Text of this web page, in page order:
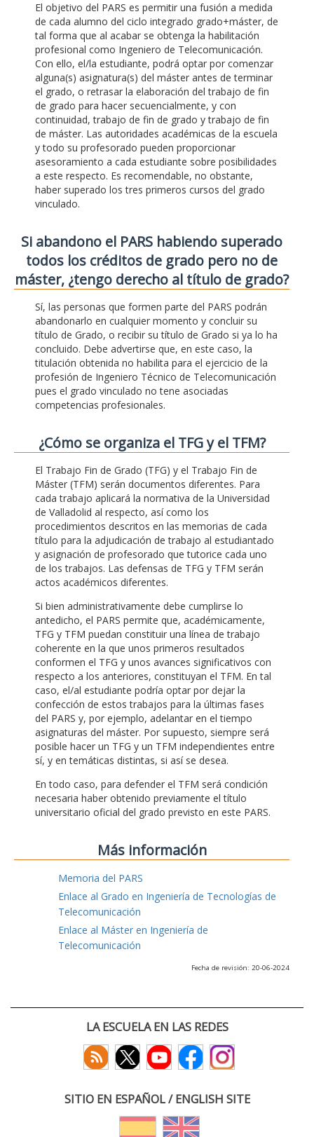
El objetivo del PARS es permitir una fusión a medida
de cada alumno del ciclo integrado grado+máster, de
tal forma que al acabar se obtenga la habilitación
profesional como Ingeniero de Telecomunicación.
Con ello, el/la estudiante, podrá optar por comenzar
alguna(s) asignatura(s) del máster antes de terminar
el grado, o retrasar la elaboración del trabajo de fin
de grado para hacer secuencialmente, y con
continuidad, trabajo de fin de grado y trabajo de fin
de máster. Las autoridades académicas de la escuela
y todo su profesorado pueden proporcionar
asesoramiento a cada estudiante sobre posibilidades
a este respecto. Es recomendable, no obstante,
haber superado los tres primeros cursos del grado
vinculado.
Si abandono el PARS habiendo superado
todos los créditos de grado pero no de
máster, ¿tengo derecho al título de grado?
Sí, las personas que formen parte del PARS podrán
abandonarlo en cualquier momento y concluir su
título de Grado, o recibir su título de Grado si ya lo ha
concluido. Debe advertirse que, en este caso, la
titulación obtenida no habilita para el ejercicio de la
profesión de Ingeniero Técnico de Telecomunicación
pues el grado vinculado no tene asociadas
competencias profesionales.
¿Cómo se organiza el TFG y el TFM?
El Trabajo Fin de Grado (TFG) y el Trabajo Fin de
Máster (TFM) serán documentos diferentes. Para
cada trabajo aplicará la normativa de la Universidad
de Valladolid al respecto, así como los
procedimientos descritos en las memorias de cada
título para la adjudicación de trabajo al estudiantado
y asignación de profesorado que tutorice cada uno
de los trabajos. Las defensas de TFG y TFM serán
actos académicos diferentes.
Si bien administrativamente debe cumplirse lo
antedicho, el PARS permite que, académicamente,
TFG y TFM puedan constituir una línea de trabajo
coherente en la que unos primeros resultados
conformen el TFG y unos avances significativos con
respecto a los anteriores, constituyan el TFM. En tal
caso, el/al estudiante podría optar por dejar la
confección de estos trabajos para la últimas fases
del PARS y, por ejemplo, adelantar en el tiempo
asignaturas del máster. Por supuesto, siempre será
posible hacer un TFG y un TFM independientes entre
sí, y en temáticas distintas, si así se desea.
En todo caso, para defender el TFM será condición
necesaria haber obtenido previamente el título
universitario oficial del grado previsto en este PARS.
Más información
Memoria del PARS
Enlace al Grado en Ingeniería de Tecnologías de
Telecomunicación
Enlace al Máster en Ingeniería de
Telecomunicación
Fecha de revisión: 20-06-2024
LA ESCUELA EN LAS REDES
SITIO EN ESPAÑOL / ENGLISH SITE